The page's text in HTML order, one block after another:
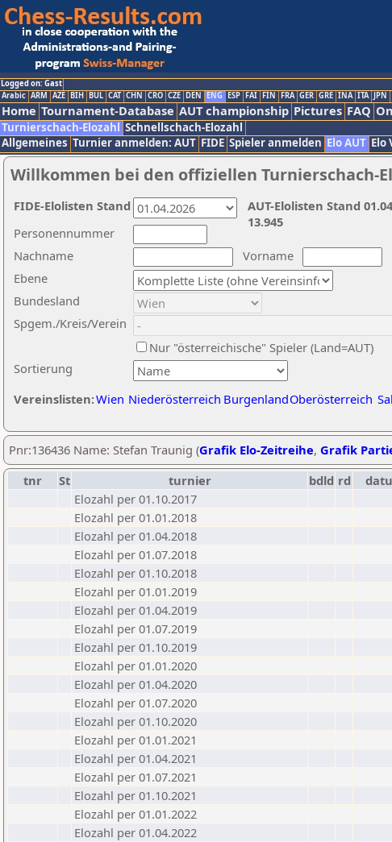
Logged on: Gast
Arabic ARM AZE BIH BUL CAT CHN CRO CZE DEN ENG ESP FAI FIN FRA GER GRE INA ITA JPN
Home Tournament-Database AUT championship Pictures FAQ
Turnierschach-Elozahl Schnellschach-Elozahl
Allgemeines Turnier anmelden: AUT FIDE Spieler anmelden Elo AUT Elo
Willkommen bei den offiziellen Turnierschach-
Nachname
Vorname
Ebene
Sortierung
Personennummer
Bundesland
Spgem./Kreis/Verein
Nur "österreichische" Spieler (Land=AUT)
Vereinslisten:Wien Niederösterreich BurgenlandOberösterreich
AUT-Elolisten Stand
13.945
FIDE-Elolisten Stand
Pnr:136436 Name: Stefan Traunig (Grafik Elo-Zeitreihe, Grafik
tnr
St turnier bdld rd
Elozahl per 01.10.2017
Elozahl per 01.01.2018
Elozahl per 01.04.2018
Elozahl per 01.07.2018
Elozahl per 01.10.2018
Elozahl per 01.01.2019
Elozahl per 01.04.2019
Elozahl per 01.07.2019
Elozahl per 01.10.2019
Elozahl per 01.01.2020
Elozahl per 01.04.2020
Elozahl per 01.07.2020
Elozahl per 01.10.2020
Elozahl per 01.01.2021
Elozahl per 01.04.2021
Elozahl per 01.07.2021
Elozahl per 01.10.2021
Elozahl per 01.01.2022
Elozahl per 01.04.2022